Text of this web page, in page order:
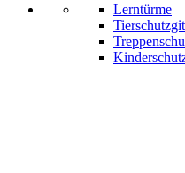
Lerntürme